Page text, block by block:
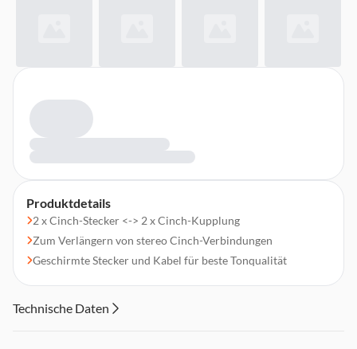
Produktdetails
2 x Cinch-Stecker <-> 2 x Cinch-Kupplung
Zum Verlängern von stereo Cinch-Verbindungen
Geschirmte Stecker und Kabel für beste Tonqualität
Technische Daten